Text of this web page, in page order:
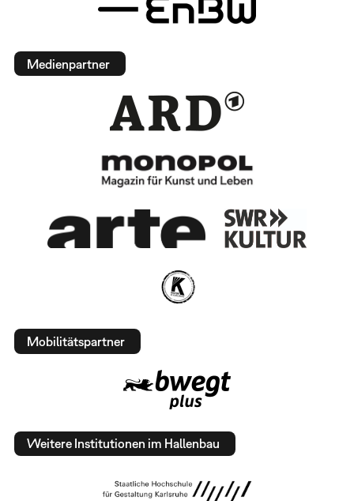
Medienpartner
Mobilitätspartner
Weitere Institutionen im Hallenbau